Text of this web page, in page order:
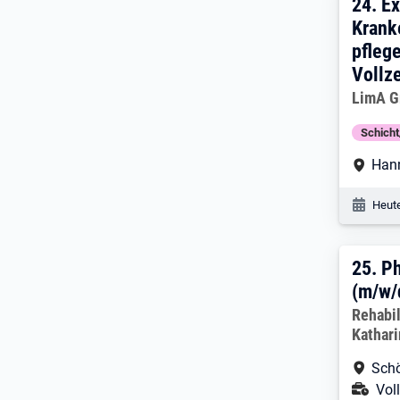
24.
24.
LimA
25.
25.
(m/